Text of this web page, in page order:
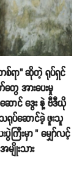
စ်ရာ" ဆိုတဲ့ ရုပ်ရှင်
ေ အားပေးမှု
ာင် ဒွေး နဲ့ ဗီဒီယို
ရုပ်ဆောင်ခဲ့ ဖူးသူ
ကြီးမှာ " မျှော်လင့်
မျိုးသား